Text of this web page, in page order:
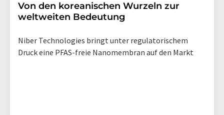
Von den koreanischen Wurzeln zur
weltweiten Bedeutung
Niber Technologies bringt unter regulatorischem
Druck eine PFAS-freie Nanomembran auf den Markt